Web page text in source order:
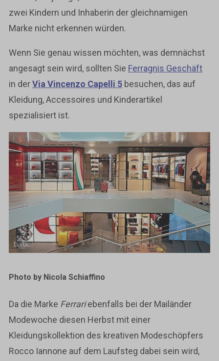
zwei Kindern und Inhaberin der gleichnamigen
Marke nicht erkennen würden.
Wenn Sie genau wissen möchten, was demnächst
angesagt sein wird, sollten Sie Ferragnis Geschäft
in derVia Vincenzo Capelli 5 besuchen, das auf
Kleidung, Accessoires und Kinderartikel
spezialisiert ist.
Photo by Nicola Schiaffino
Da die Marke Ferrariebenfalls bei der Mailänder
Modewoche diesen Herbst mit einer
Kleidungskollektion des kreativen Modeschöpfers
Rocco Iannone auf dem Laufsteg dabei sein wird,